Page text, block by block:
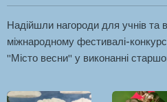
Надійшли нагороди для учнів та
міжнародному фестивалі-
"Місто весни" у виконанні